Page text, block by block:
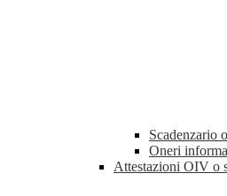
Scadenzario
Oneri
Attestazioni OIV o